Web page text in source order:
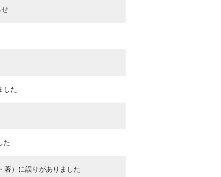
せ
した
た
著）に誤りがありました